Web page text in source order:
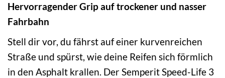
Hervorragender Grip auf trockener und nasser
Fahrbahn
Stell dir vor, du fährst auf einer kurvenreichen
Straße und spürst, wie deine Reifen sich förmlich
in den Asphalt krallen. Der Semperit Speed-Life 3